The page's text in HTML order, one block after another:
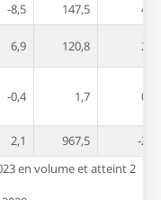
-8,5 147,5
4,3
6,9 120,8 2,4
-0,4 1,7 0,0
2,1 967,5
-2,2
en volume et atteint 2